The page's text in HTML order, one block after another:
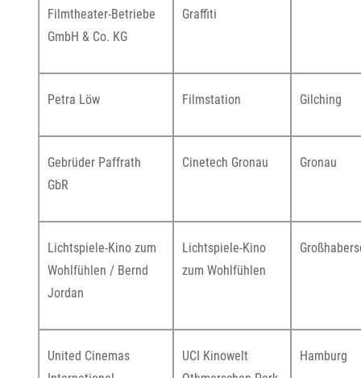
Filmtheater-Betriebe
GmbH & Co. KG
Graffiti
Petra Löw Filmstation Gilching
Gebrüder Paffrath
GbR
Cinetech Gronau Gronau
Lichtspiele-Kino zum
Wohlfühlen / Bernd
Jordan
Lichtspiele-Kino
zum Wohlfühlen
United Cinemas
UCI Kinowelt
Hamburg